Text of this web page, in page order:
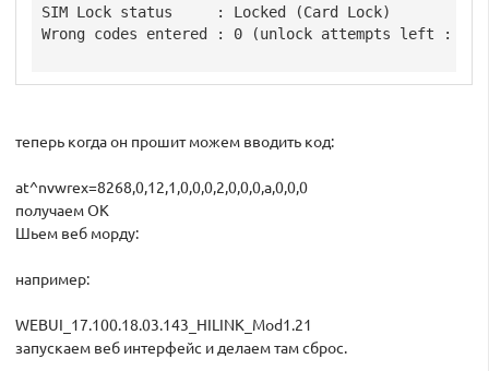
SIM Lock status     : Locked (Card Lock)
Wrong codes entered : 0 (unlock attempts left : 10)
теперь когда он прошит можем вводить код:
at^nvwrex=8268,0,12,1,0,0,0,2,0,0,0,a,0,0,0
получаем ОК
Шьем веб морду:
например:
WEBUI_17.100.18.03.143_HILINK_Mod1.21
запускаем веб интерфейс и делаем там сброс.